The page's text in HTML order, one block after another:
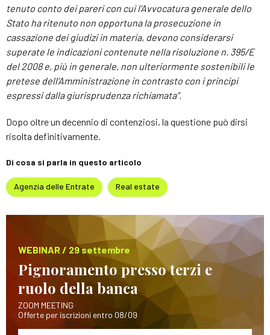
tenuto conto dei pareri con cui l’Avvocatura generale dello
Stato ha ritenuto non opportuna la prosecuzione in
cassazione dei giudizi in materia, devono considerarsi
superate le indicazioni contenute nella risoluzione n. 395/E
del 2008 e, più in generale, non ulteriormente sostenibili le
pretese dell’Amministrazione in contrasto con i principi
espressi dalla giurisprudenza richiamata”.
Dopo oltre un decennio di contenziosi, la questione può dirsi
risolta definitivamente.
Di cosa si parla in questo articolo
Agenzia delle Entrate Real estate
WEBINAR / 29 settembre
Pignoramento presso terzi e
ruolo della banca
ZOOM MEETING
Offerte per iscrizioni entro 08/09